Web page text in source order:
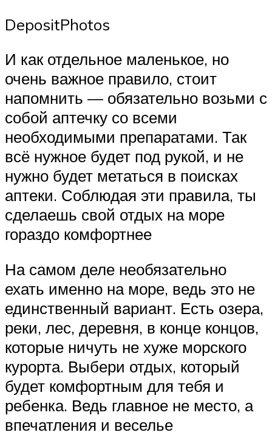
DepositPhotos
И как отдельное маленькое, но
очень важное правило, стоит
напомнить — обязательно возьми с
собой аптечку со всеми
необходимыми препаратами. Так
всё нужное будет под рукой, и не
нужно будет метаться в поисках
аптеки. Соблюдая эти правила, ты
сделаешь свой отдых на море
гораздо комфортнее
На самом деле необязательно
ехать именно на море, ведь это не
единственный вариант. Есть озера,
реки, лес, деревня, в конце концов,
которые ничуть не хуже морского
курорта. Выбери отдых, который
будет комфортным для тебя и
ребенка. Ведь главное не место, а
впечатления и веселье